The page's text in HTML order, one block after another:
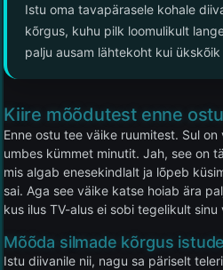
Istu oma tavapärasele kohale
kõrgus, kuhu pilk loomulikult
palju ausam lähtekoht kui
Kiire mõõdutest enne ostu
Enne ostu tee väike ruumitest. Sul
umbes kümmet minutit. Jah, see on
mis algab enesekindlalt ja lõpeb
sai. Aga see väike katse hoiab ära
kus ilus TV-alus ei sobi tegelikult
Mõõda silmade kõrgus
Istu diivanile nii, nagu sa päriselt